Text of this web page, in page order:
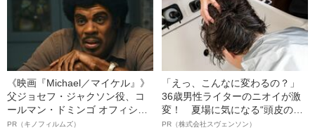
《映画『Michael／マイケル』》
父ジョセフ・ジャクソン役、コ
ールマン・ドミンゴ オフィシャ
ルインタビュー“観客を魅了した
PR（キノフィルムズ）
「えっ、こんなに変わるの？」
36歳男性ライターのニオイが激
変！ 夏場に気になる“頭皮のニ
オイ”や“ベタつき”を解消す
PR（株式会社スヴェンソン）